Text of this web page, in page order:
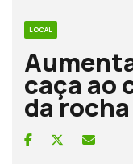
LOCAL
caça ao
da rocha